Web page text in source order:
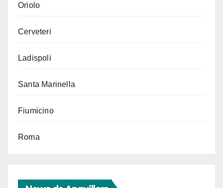
Oriolo
Cerveteri
Ladispoli
Santa Marinella
Fiumicino
Roma